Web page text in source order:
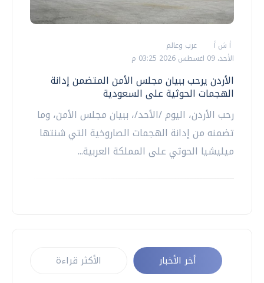
أ ش أ
عرب وعالم
الأحد، 09 اغسطس 2026 03:25 م
الأردن يرحب ببيان مجلس الأمن المتضمن إدانة
الهجمات الحوثية على السعودية
رحب الأردن، اليوم /الأحد/، ببيان مجلس الأمن، وما
تضمنه من إدانة الهجمات الصاروخية التي شنتها
ميليشيا الحوثي على المملكة العربية...
أخر الأخبار الأكثر قراءة